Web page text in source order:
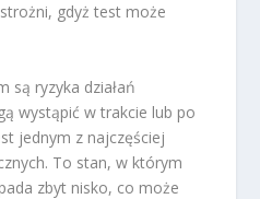
gdyż test może
są ryzyka działań
wystąpić w trakcie lub po
jednym z najczęściej
To stan, w którym
zbyt nisko, co może